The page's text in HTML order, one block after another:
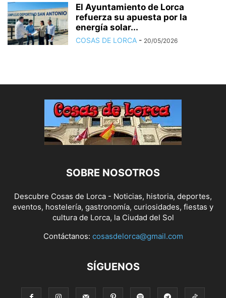
El Ayuntamiento de Lorca
refuerza su apuesta por la
energía solar...
COSAS DE LORCA - 20/05/2026
SOBRE NOSOTROS
Descubre Cosas de Lorca - Noticias, historia, deportes,
eventos, hostelería, gastronomía, curiosidades, fiestas y
cultura de Lorca, la Ciudad del Sol
Contáctanos: cosasdelorca@gmail.com
SÍGUENOS